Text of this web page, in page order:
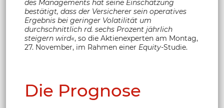
des Managements hat seine Einschätzung
bestätigt, dass der Versicherer sein operatives
Ergebnis bei geringer Volatilität um
durchschnittlich rd. sechs Prozent jährlich
steigern wird«, so die Aktienexperten am Montag,
27. November, im Rahmen einer Equity-Studie.
Die Prognose